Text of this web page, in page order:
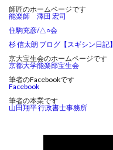
師匠のホームページです
能楽師 澤田 宏司
住駒充彦/△○会
杉 信太朗 ブログ【スギシン日記】
京大宝生会のホームページです
京都大学能楽部宝生会
筆者のFacebookです
Facebook
筆者の本業です
山田翔平 行政書士事務所